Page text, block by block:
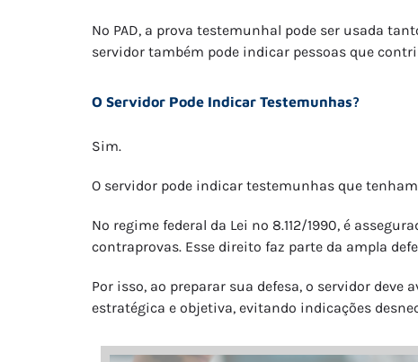
No PAD, a prova testemunhal pode ser usada
servidor também pode indicar pessoas que
O Servidor Pode Indicar Testemunhas?
Sim.
O servidor pode indicar testemunhas que
No regime federal da Lei nº 8.112/1990, é
contraprovas. Esse direito faz parte da ampla
Por isso, ao preparar sua defesa, o servidor
estratégica e objetiva, evitando indicações